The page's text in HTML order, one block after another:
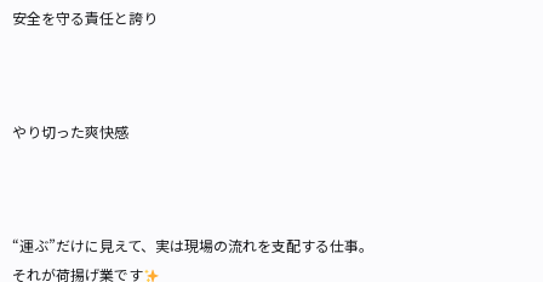
安全を守る責任と誇り
やり切った爽快感
“運ぶ”だけに見えて、実は現場の流れを支配する仕事。
それが荷揚げ業です